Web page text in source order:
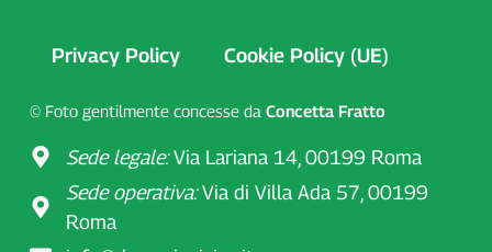
Privacy Policy Cookie Policy (UE)
© Foto gentilmente concesse da Concetta Fratto
Sede legale:Via Lariana 14, 00199 Roma
Sede operativa:Via di Villa Ada 57, 00199
Roma